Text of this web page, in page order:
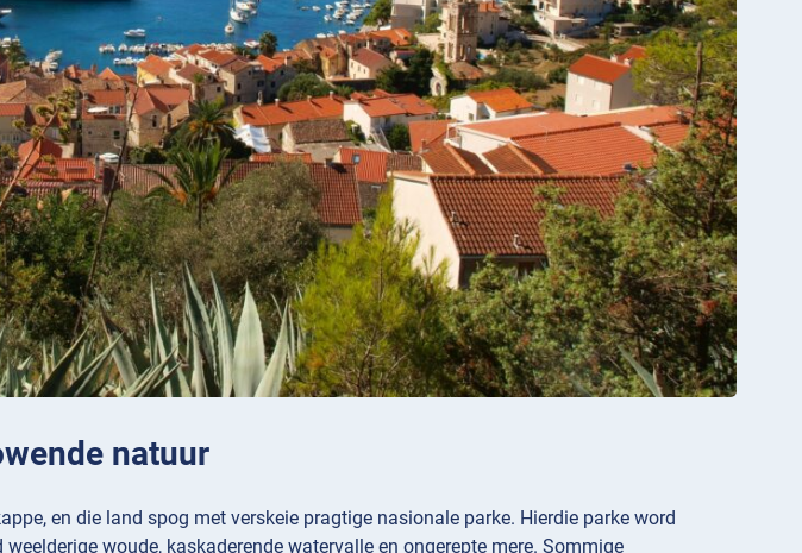
natuur
en die land spog met verskeie pragtige nasionale parke. Hierdie parke word
woude, kaskaderende watervalle en ongerepte mere. Sommige